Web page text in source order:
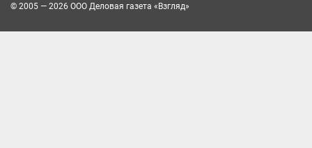
© 2005 — 2026 ООО Деловая газета «Взгляд»